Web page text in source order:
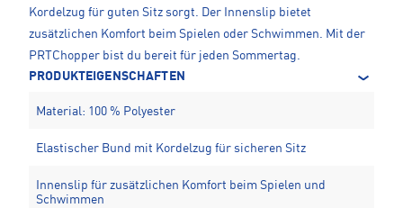
Kordelzug für guten Sitz sorgt. Der Innenslip bietet
zusätzlichen Komfort beim Spielen oder Schwimmen. Mit der
PRTChopper bist du bereit für jeden Sommertag.
PRODUKTEIGENSCHAFTEN
Material: 100 % Polyester
Elastischer Bund mit Kordelzug für sicheren Sitz
Innenslip für zusätzlichen Komfort beim Spielen und
Schwimmen